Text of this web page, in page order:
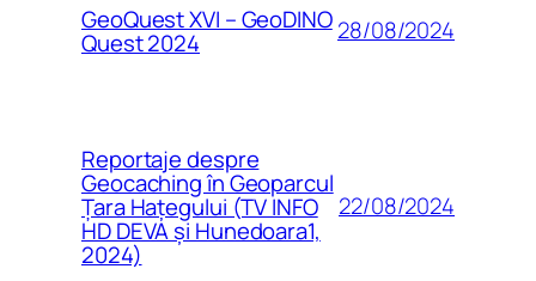
GeoQuest XVI – GeoDINO
Quest 2024 28/08/2024
Reportaje despre
Geocaching în Geoparcul
Țara Hațegului (TV INFO
HD DEVA și Hunedoara1,
2024)
22/08/2024